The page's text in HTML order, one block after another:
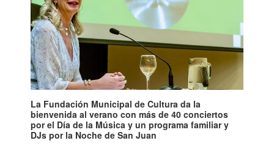
La Fundación Municipal de Cultura da la
bienvenida al verano con más de 40 conciertos
por el Día de la Música y un programa familiar y
DJs por la Noche de San Juan